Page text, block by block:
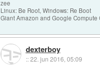
zee
Linux: Be Root, Windows: Re Boot
Giant Amazon and Google Compute
dexterboy
::22. jun 2016, 05:09